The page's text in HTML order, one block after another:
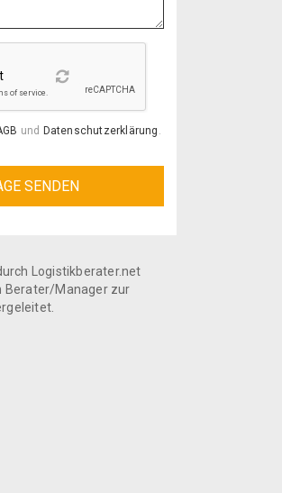
Reload
und Datenschutzerklärung
Logistikberater.net
Berater/Manager zur